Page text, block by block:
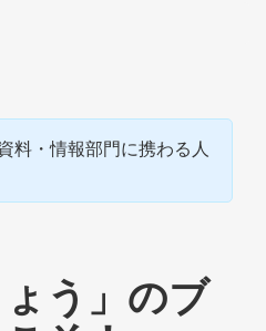
料・情報部門に携わる人
ょう」のブ